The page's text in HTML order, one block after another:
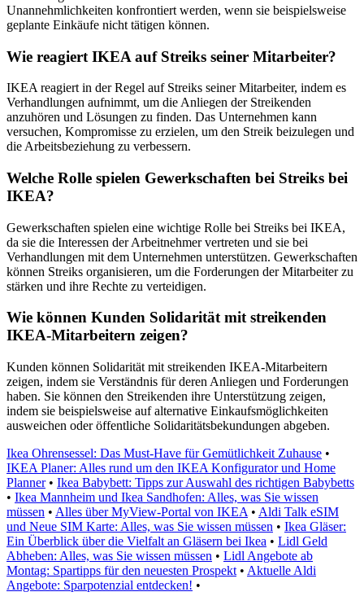
Unannehmlichkeiten konfrontiert werden, wenn sie beispielsweise
geplante Einkäufe nicht tätigen können.
Wie reagiert IKEA auf Streiks seiner Mitarbeiter?
IKEA reagiert in der Regel auf Streiks seiner Mitarbeiter, indem es
Verhandlungen aufnimmt, um die Anliegen der Streikenden
anzuhören und Lösungen zu finden. Das Unternehmen kann
versuchen, Kompromisse zu erzielen, um den Streik beizulegen und
die Arbeitsbeziehung zu verbessern.
Welche Rolle spielen Gewerkschaften bei Streiks bei
IKEA?
Gewerkschaften spielen eine wichtige Rolle bei Streiks bei IKEA,
da sie die Interessen der Arbeitnehmer vertreten und sie bei
Verhandlungen mit dem Unternehmen unterstützen. Gewerkschaften
können Streiks organisieren, um die Forderungen der Mitarbeiter zu
stärken und ihre Rechte zu verteidigen.
Wie können Kunden Solidarität mit streikenden
IKEA-Mitarbeitern zeigen?
Kunden können Solidarität mit streikenden IKEA-Mitarbeitern
zeigen, indem sie Verständnis für deren Anliegen und Forderungen
haben. Sie können den Streikenden ihre Unterstützung zeigen,
indem sie beispielsweise auf alternative Einkaufsmöglichkeiten
ausweichen oder öffentliche Solidaritätsbekundungen abgeben.
Ikea Ohrensessel: Das Must-Have für Gemütlichkeit Zuhause •
IKEA Planer: Alles rund um den IKEA Konfigurator und Home
Planner• Ikea Babybett: Tipps zur Auswahl des richtigen Babybetts
• Ikea Mannheim und Ikea Sandhofen: Alles, was Sie wissen
müssen • Alles über MyView-Portal von IKEA • Aldi Talk eSIM
und Neue SIM Karte: Alles, was Sie wissen müssen • Ikea Gläser:
Ein Überblick über die Vielfalt an Gläsern bei Ikea • Lidl Geld
Abheben: Alles, was Sie wissen müssen • Lidl Angebote ab
Montag: Spartipps für den neuesten Prospekt • Aktuelle Aldi
Angebote: Sparpotenzial entdecken! •